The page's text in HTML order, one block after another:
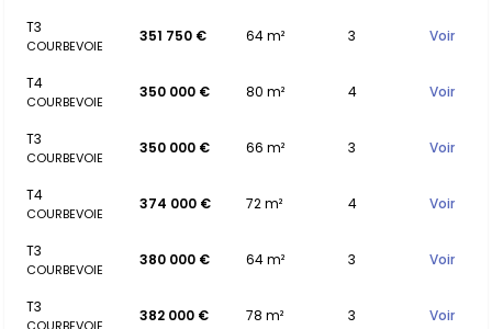
T3
COURBEVOIE
351 750 € 64 m² 3 Voir
T4
COURBEVOIE
350 000 € 80 m² 4 Voir
T3
COURBEVOIE
350 000 € 66 m² 3 Voir
T4
COURBEVOIE
374 000 € 72 m² 4 Voir
T3
COURBEVOIE
380 000 € 64 m² 3 Voir
T3 382 000 € 78 m² 3 Voir